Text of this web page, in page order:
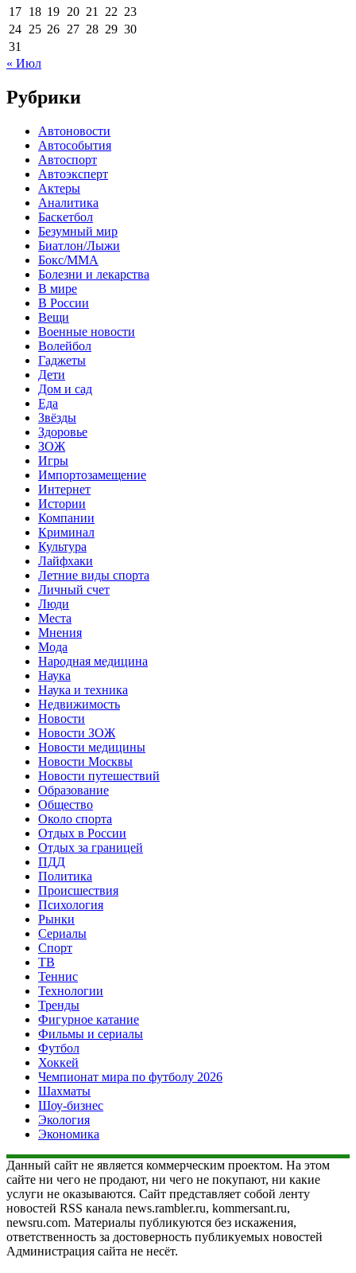
17 18 19 20 21 22 23
24 25 26 27 28 29 30
31
« Июл
Рубрики
Автоновости
Автособытия
Автоспорт
Автоэксперт
Актеры
Аналитика
Баскетбол
Безумный мир
Биатлон/Лыжи
Бокс/MMA
Болезни и лекарства
В мире
В России
Вещи
Военные новости
Волейбол
Гаджеты
Дети
Дом и сад
Еда
Звёзды
Здоровье
ЗОЖ
Игры
Импортозамещение
Интернет
Истории
Компании
Криминал
Культура
Лайфхаки
Летние виды спорта
Личный счет
Люди
Места
Мнения
Мода
Народная медицина
Наука
Наука и техника
Недвижимость
Новости
Новости ЗОЖ
Новости медицины
Новости Москвы
Новости путешествий
Образование
Общество
Около спорта
Отдых в России
Отдых за границей
ПДД
Политика
Происшествия
Психология
Рынки
Сериалы
Спорт
ТВ
Теннис
Технологии
Тренды
Фигурное катание
Фильмы и сериалы
Футбол
Хоккей
Чемпионат мира по футболу 2026
Шахматы
Шоу-бизнес
Экология
Экономика
Данный сайт не является коммерческим проектом. На этом
сайте ни чего не продают, ни чего не покупают, ни какие
услуги не оказываются. Сайт представляет собой ленту
новостей RSS канала news.rambler.ru, kommersant.ru,
newsru.com. Материалы публикуются без искажения,
ответственность за достоверность публикуемых новостей
Администрация сайта не несёт.